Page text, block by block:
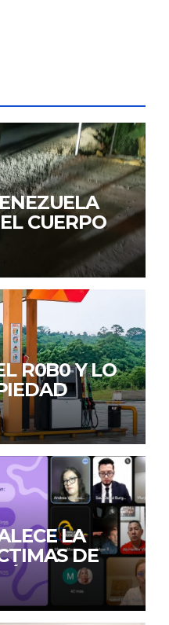
CUERPO
DÍAS EN
R0B0 Y LO
LA
DE